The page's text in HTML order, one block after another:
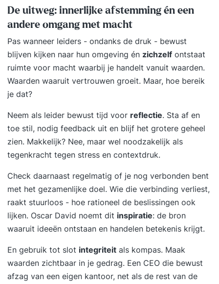
menselijke motivaties en weerstanden, en
aansluitende beïnvloedingstechnieken en
nudges;*Toepassen van technieken en nudges in
de praktijk aan de hand van het Behavior Change
model opent in een nieuw vensterDe tweedaagse
opleiding Gedragsverandering heeft een goede
balans tussen theorie en praktijk, en biedt
handvaten om gedragsverandering direct in de
praktijk toe te passen. De tweedaagse cursus
Gedragsverandering is geschikt voor alle
professionals die zich bezighouden met menselijk
gedrag, zoals:*beleid & strategie;*communicatie
stimuleren op de werkvloer;*persoonlijke
ontwikkeling;*burgerparticipatie;*marketing;*sust
ainability.
De uitweg: innerlijke afstemming én een
andere omgang met macht
Pas wanneer leiders - ondanks de druk - bewust
blijven kijken naar hun omgeving én zichzelf ontstaat
ruimte voor macht waarbij je handelt vanuit waarden.
Waarden waaruit vertrouwen groeit. Maar, hoe bereik
je dat?
Neem als leider bewust tijd voor reflectie. Sta af en
toe stil, nodig feedback uit en blijf het grotere geheel
zien. Makkelijk? Nee, maar wel noodzakelijk als
tegenkracht tegen stress en contextdruk.
Check daarnaast regelmatig of je nog verbonden bent
met het gezamenlijke doel. Wie die verbinding verliest,
raakt stuurloos - hoe rationeel de beslissingen ook
lijken. Oscar David noemt dit inspiratie: de bron
waaruit ideeën ontstaan en handelen betekenis krijgt.
En gebruik tot slot integriteit als kompas. Maak
waarden zichtbaar in je gedrag. Een CEO die bewust
afzag van een eigen kantoor, net als de rest van de